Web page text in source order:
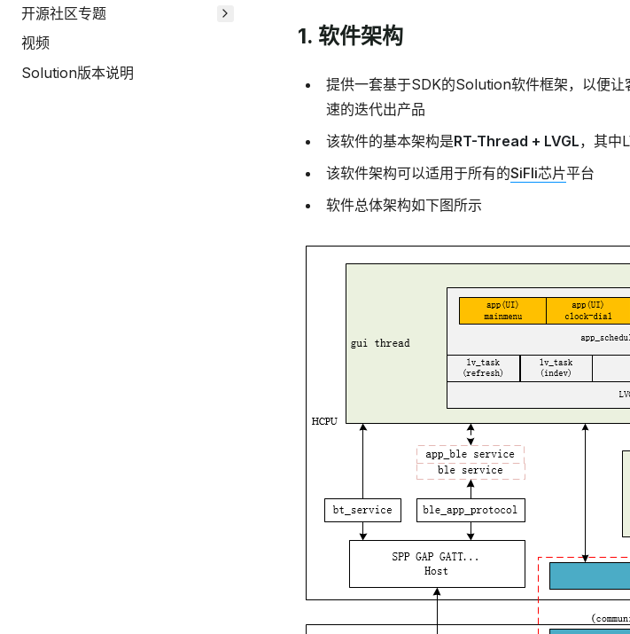
开源社区专题
视频
Solution版本说明
1. 软件架构
提供一套基于SDK的Solution软件框架，以便
速的迭代出产品
该软件的基本架构是RT-Thread + LVGL，其中
该软件架构可以适用于所有的SiFli芯片平台
软件总体架构如下图所示